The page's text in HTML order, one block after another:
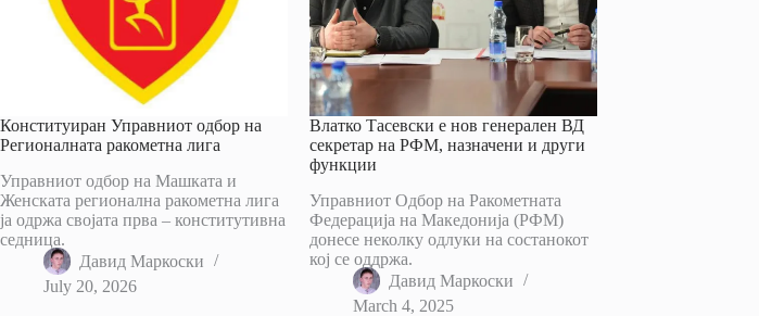
Конституиран Управниот одбор на
Регионалната ракометна лига
Управниот одбор на Машката и
Женската регионална ракометна лига
ја одржа својата прва – конститутивна
седница.
Давид Маркоски
July 20, 2026
Влатко Тасевски е нов генерален ВД
секретар на РФМ, назначени и други
функции
Управниот Одбор на Ракометната
Федерација на Македонија (РФМ)
донесе неколку одлуки на состанокот
кој се оддржа.
Давид Маркоски
March 4, 2025